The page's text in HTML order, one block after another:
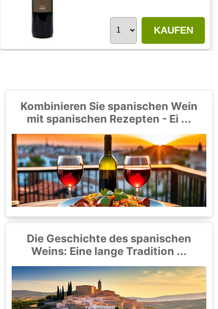
KAUFEN
Kombinieren Sie spanischen Wein
mit spanischen Rezepten - Ei ...
Die Geschichte des spanischen
Weins: Eine lange Tradition ...